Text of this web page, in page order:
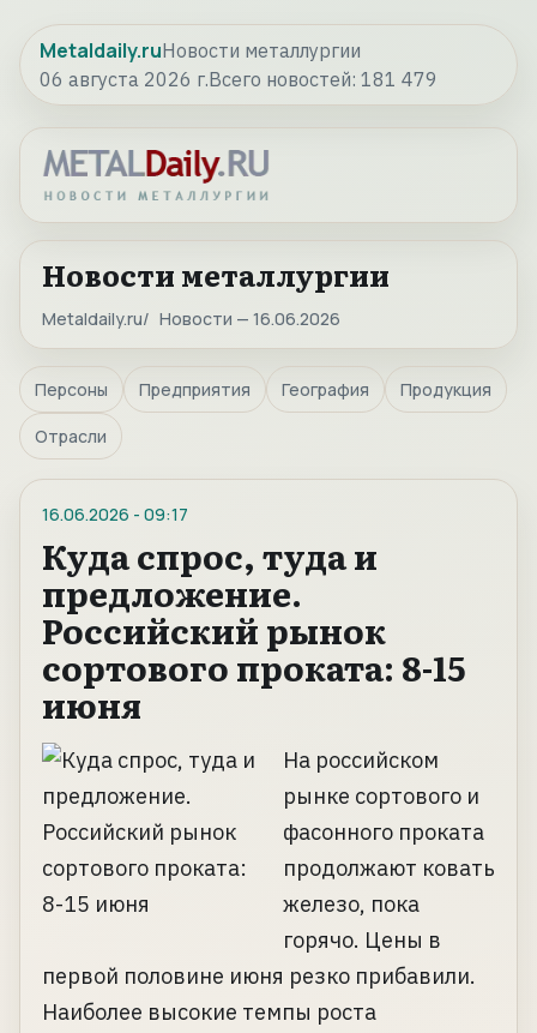
Metaldaily.ruНовости металлургии
06 августа 2026 г.Всего новостей: 181 479
Новости металлургии
Metaldaily.ru Новости — 16.06.2026
Персоны Предприятия География Продукция
Отрасли
16.06.2026 - 09:17
Куда спрос, туда и
предложение.
Российский рынок
сортового проката: 8-15
июня
На российском
рынке сортового и
фасонного проката
продолжают ковать
железо, пока
горячо. Цены в
первой половине июня резко прибавили.
Наиболее высокие темпы роста